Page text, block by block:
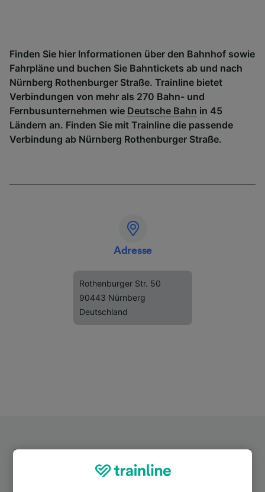
Finden Sie hier Informationen über den Bahnhof sowie
Fahrpläne und buchen Sie Bahntickets ab und nach
Nürnberg Rothenburger Straße. Trainline bietet
Verbindungen von mehr als 270 Bahn- und
Fernbusunternehmen wie Deutsche Bahn in 45
Ländern an. Finden Sie mit Trainline die passende
Verbindung ab Nürnberg Rothenburger Straße.
Adresse
Rothenburger Str. 50
90443 Nürnberg
Deutschland